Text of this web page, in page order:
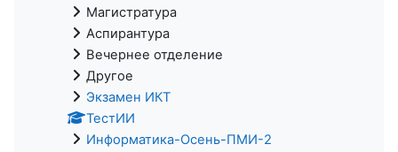
Магистратура
Аспирантура
Вечернее отделение
Другое
Экзамен ИКТ
ТестИИ
Информатика-Осень-ПМИ-2